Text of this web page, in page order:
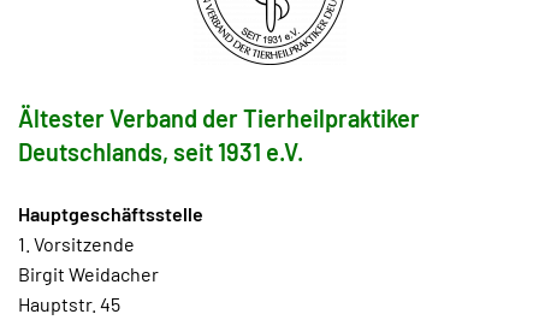
Ältester Verband der Tierheilpraktiker
Deutschlands, seit 1931 e.V.
Hauptgeschäftsstelle
1. Vorsitzende
Birgit Weidacher
Hauptstr. 45